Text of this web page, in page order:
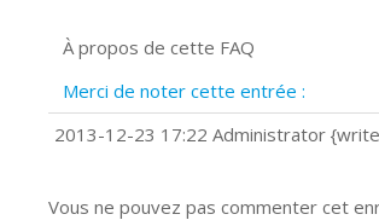
Prise de vue 360°
?
Comment accéder à votre
À propos de cette FAQ
Merci de noter cette entrée :
2013-12-23 17:22 Administrator
Vous ne pouvez pas commenter cet